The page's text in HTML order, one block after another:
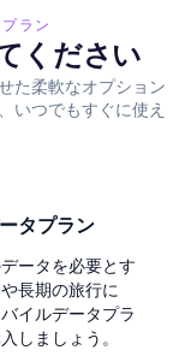
ラン
ください
た柔軟なオプション
いつでもすぐに使え
タプラン
ータを必要とす
長期の旅行に
イルデータプラ
しましょう。